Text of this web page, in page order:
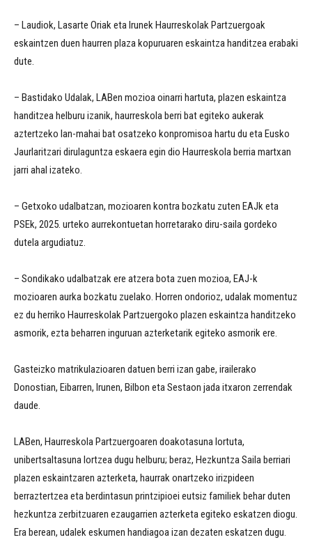
– Laudiok, Lasarte Oriak eta Irunek Haurreskolak Partzuergoak
eskaintzen duen haurren plaza kopuruaren eskaintza handitzea erabaki
dute.
– Bastidako Udalak, LABen mozioa oinarri hartuta, plazen eskaintza
handitzea helburu izanik, haurreskola berri bat egiteko aukerak
aztertzeko lan-mahai bat osatzeko konpromisoa hartu du eta Eusko
Jaurlaritzari dirulaguntza eskaera egin dio Haurreskola berria martxan
jarri ahal izateko.
– Getxoko udalbatzan, mozioaren kontra bozkatu zuten EAJk eta
PSEk, 2025. urteko aurrekontuetan horretarako diru-saila gordeko
dutela argudiatuz.
– Sondikako udalbatzak ere atzera bota zuen mozioa, EAJ-k
mozioaren aurka bozkatu zuelako. Horren ondorioz, udalak momentuz
ez du herriko Haurreskolak Partzuergoko plazen eskaintza handitzeko
asmorik, ezta beharren inguruan azterketarik egiteko asmorik ere.
Gasteizko matrikulazioaren datuen berri izan gabe, irailerako
Donostian, Eibarren, Irunen, Bilbon eta Sestaon jada itxaron zerrendak
daude.
LABen, Haurreskola Partzuergoaren doakotasuna lortuta,
unibertsaltasuna lortzea dugu helburu; beraz, Hezkuntza Saila berriari
plazen eskaintzaren azterketa, haurrak onartzeko irizpideen
berraztertzea eta berdintasun printzipioei eutsiz familiek behar duten
hezkuntza zerbitzuaren ezaugarrien azterketa egiteko eskatzen diogu.
Era berean, udalek eskumen handiagoa izan dezaten eskatzen dugu.